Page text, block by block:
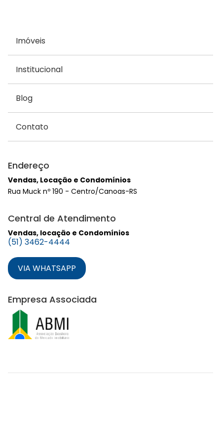
Imóveis
Institucional
Blog
Contato
Endereço
Vendas, Locação e Condomínios
Rua Muck nº 190 - Centro/Canoas-RS
Central de Atendimento
Vendas, locação e Condomínios
(51) 3462-4444
VIA WHATSAPP
Empresa Associada